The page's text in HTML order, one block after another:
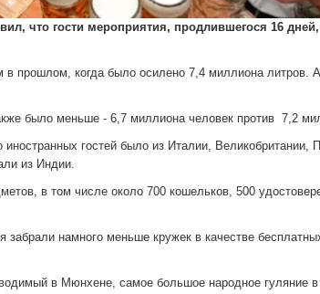
что гости мероприятия, продлившегося 16
прошлом, когда было осилено 7,4 миллиона литров.
было меньше - 6,7 миллиона человек против 7,2
гостей было из Италии, Великобритании,
из Индии.
в том числе около 700 кошельков, 500
забрали намного меньше кружек в качестве
в Мюнхене, самое большое народное гуляние в